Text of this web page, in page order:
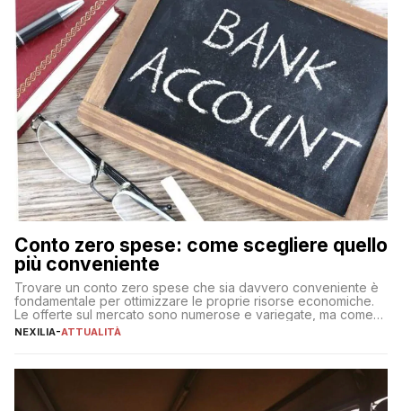
Conto zero spese: come scegliere quello
più conveniente
Trovare un conto zero spese che sia davvero conveniente è
fondamentale per ottimizzare le proprie risorse economiche.
Le offerte sul mercato sono numerose e variegate, ma come
individuare quella più adatta alle proprie esigenze senza
sul […]
NEXILIA-ATTUALITÀ